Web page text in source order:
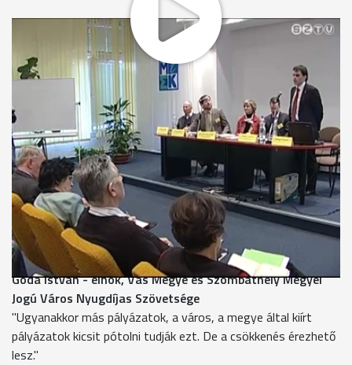
Az év második felétől a civil szervezeteknek újra
regisztráltatniuk kell magukat a bíróságokon. A szaktárca
tavasszal nyújtja be az erről szóló törvényjavaslatot az
Országgyűlésnek.
Több száz egyesület, alapítvány vett részt a Fő téren
tavasszal megrendezett Civil Napon. Munkájuk
megismertetése volt a céljuk. Működésükhöz, a Nemzeti Civil
Alap regionális kollégiumának pályázatán juthattak forráshoz.
Ez tavaly még 300 millió forint volt, 2011-ben 210 millió
forint áll erre a célra rendelkezésre. A civilek úgy tudják: nehéz
lesz ez az év.
Goda István - elnök, Vas Megye és Szombathely Megyei
Jogú Város Nyugdíjas Szövetsége
"Ugyanakkor más pályázatok, a város, a megye által kiírt
pályázatok kicsit pótolni tudják ezt. De a csökkenés érezhető
lesz."